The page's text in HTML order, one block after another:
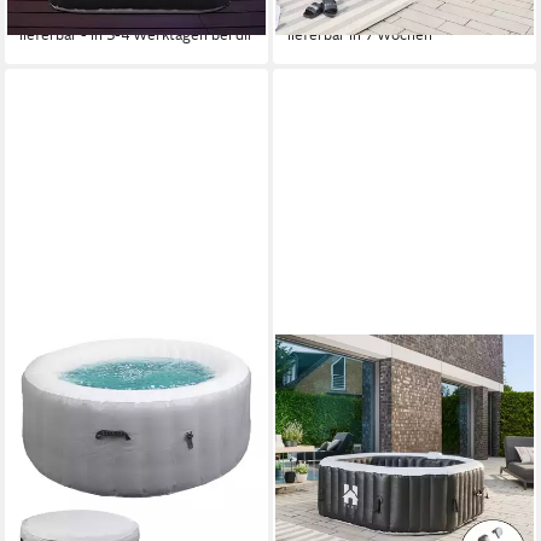
-25%
lieferbar - in 3-4 Werktagen bei dir
-27%
lieferbar in 7 Wochen